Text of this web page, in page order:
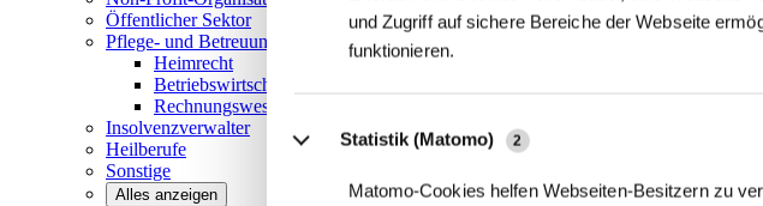
und Zugriff auf sichere Bereiche der Webseite
funktionieren.
Statistik (Matomo) 2
Matomo-Cookies helfen Webseiten-Besitzern zu
Öffentlicher Sektor
Pflege- und Betreuungseinrichtungen
Heimrecht
Betriebswirtschaftliche Beratung
Rechnungswesen/Controlling
Insolvenzverwalter
Heilberufe
Sonstige
Alles anzeigen